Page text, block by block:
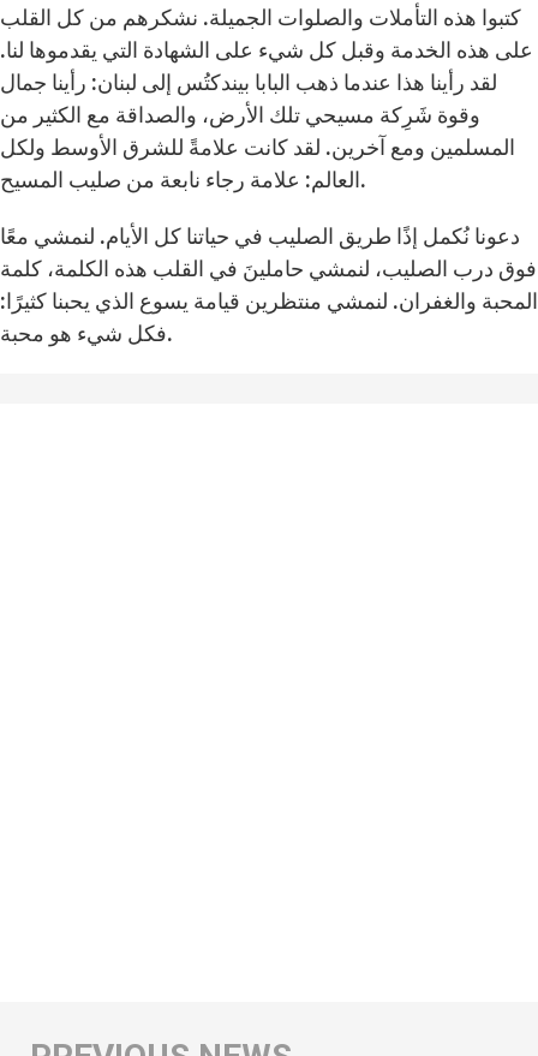
كتبوا هذه التأملات والصلوات الجميلة. نشكرهم من كل القلب
على هذه الخدمة وقبل كل شيء على الشهادة التي يقدموها لنا.
لقد رأينا هذا عندما ذهب البابا بيندكتُس إلى لبنان: رأينا جمال
وقوة شَرِكة مسيحي تلك الأرض، والصداقة مع الكثير من
المسلمين ومع آخرين. لقد كانت علامةً للشرق الأوسط ولكل
العالم: علامة رجاء نابعة من صليب المسيح.
دعونا نُكمل إذًا طريق الصليب في حياتنا كل الأيام. لنمشي معًا
فوق درب الصليب، لنمشي حاملينَ في القلب هذه الكلمة، كلمة
المحبة والغفران. لنمشي منتظرين قيامة يسوع الذي يحبنا كثيرًا:
فكل شيء هو محبة.